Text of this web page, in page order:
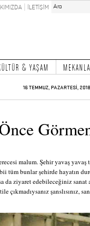
İLETİŞİM
& YAŞAM
16 TEMMUZ, PAZARTESİ, 2018
malum. Şehir yavaş yavaş
tüm bunlar şehirde hayatın
da ziyaret edebileceğiniz
çıkmadıysanız şanslısınız,